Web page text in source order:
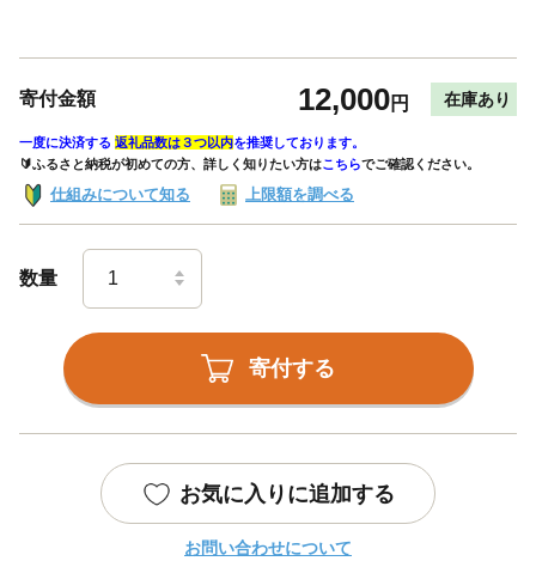
寄付金額 12,000円 在庫あり
一度に決済する 返礼品数は３つ以内を推奨しております。
🔰ふるさと納税が初めての方、詳しく知りたい方はこちらでご確認ください。
仕組みについて知る 上限額を調べる
数量
寄付する
お気に入りに追加する
お問い合わせについて